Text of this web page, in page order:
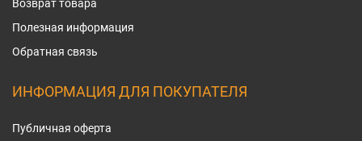
Возврат товара
Полезная информация
Обратная связь
ИНФОРМАЦИЯ ДЛЯ ПОКУПАТЕЛЯ
Публичная оферта